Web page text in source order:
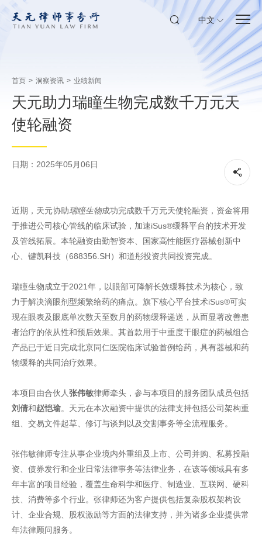
中文
首页 > 洞察资讯 > 业绩新闻
天元助力瑞瞳生物完成数千万元天
使轮融资
日期：2025年05月06日
近期，天元协助瑞瞳生物成功完成数千万元天使轮融资，资金将用
于推进公司核心管线的临床试验，加速iSus®缓释平台的技术开发
及管线拓展。本轮融资由勤智资本、国家高性能医疗器械创新中
心、键凯科技（688356.SH）和道彤投资共同投资完成。
瑞瞳生物成立于2021年，以眼部可降解长效缓释技术为核心，致
力于解决滴眼剂型频繁给药的痛点。旗下核心平台技术iSus®可实
现在眼表及眼底单次数天至数月的药物缓释递送，从而显著改善患
者治疗的依从性和预后效果。其首款用于中重度干眼症的药械组合
产品已于近日完成北京同仁医院临床试验首例给药，具有器械和药
物缓释的共同治疗效果。
本项目由合伙人张伟敏律师牵头，参与本项目的服务团队成员包括
刘倩和赵恺瑜。天元在本次融资中提供的法律支持包括公司架构重
组、交易文件起草、修订与谈判以及交割事务等全流程服务。
张伟敏律师专注从事企业境内外重组及上市、公司并购、私募投融
资、债券发行和企业日常法律事务等法律业务，在该等领域具有多
年丰富的项目经验，覆盖生命科学和医疗、制造业、互联网、硬科
技、消费等多个行业。张律师还为客户提供包括复杂股权架构设
计、企业合规、股权激励等方面的法律支持，并为诸多企业提供常
年法律顾问服务。